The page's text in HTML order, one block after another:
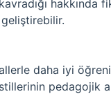
hakkında
daha iyi
pedagojik